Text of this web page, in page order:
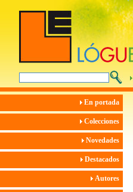
En portada
Colecciones
Novedades
Destacados
Autores